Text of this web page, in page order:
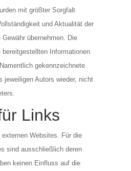
mit größter Sorgfalt
und Aktualität der
übernehmen. Die
Informationen
gekennzeichnete
jeweiligen Autors wieder, nicht
Links
Websites. Für die
sind ausschließlich deren
keinen Einfluss auf die